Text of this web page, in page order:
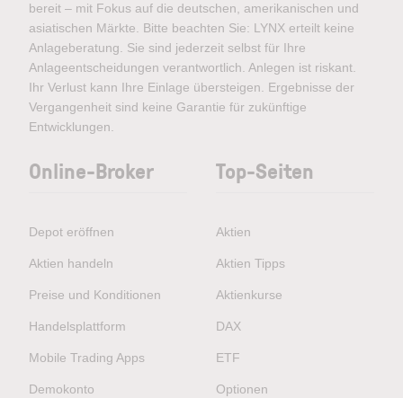
bereit – mit Fokus auf die deutschen, amerikanischen und
asiatischen Märkte. Bitte beachten Sie: LYNX erteilt keine
Anlageberatung. Sie sind jederzeit selbst für Ihre
Anlageentscheidungen verantwortlich. Anlegen ist riskant.
Ihr Verlust kann Ihre Einlage übersteigen. Ergebnisse der
Vergangenheit sind keine Garantie für zukünftige
Entwicklungen.
Online-Broker
Depot eröffnen
Aktien handeln
Preise und Konditionen
Handelsplattform
Mobile Trading Apps
Demokonto
Top-Seiten
Aktien
Aktien Tipps
Aktienkurse
DAX
ETF
Optionen